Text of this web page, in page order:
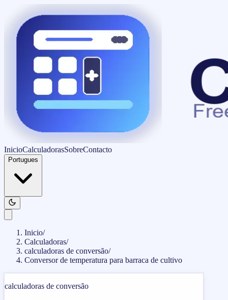
InicioCalculadorasSobreContacto
Portugues
Inicio/
Calculadoras/
calculadoras de conversão/
Conversor de temperatura para barraca de cultivo
calculadoras de conversão